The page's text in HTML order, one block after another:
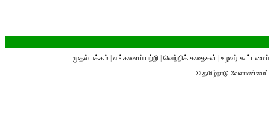
முதல் பக்கம் எங்களைப் பற்றி வெற்றிக் கதைகள் உழவர்
© தமிழ்நாடு